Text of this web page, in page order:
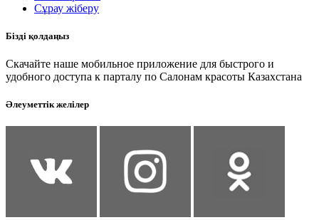
Сұрау жіберу
Бізді қолдаңыз
Скачайте наше мобильное приложение для быстрого и
удобного доступа к парталу по Салонам красоты Казахстана
Әлеуметтік желілер